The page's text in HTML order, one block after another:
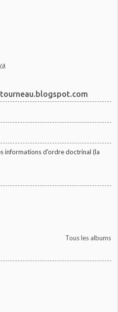
informations d'ordre doctrinal (la
Tous les albums